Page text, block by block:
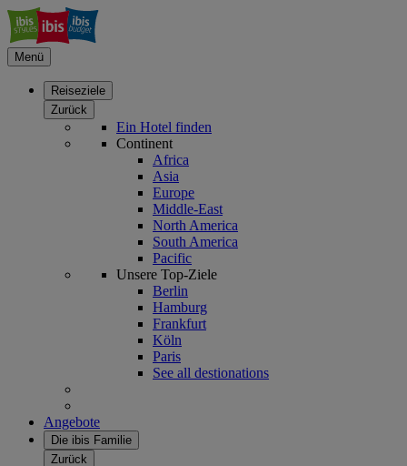
Menü
Reiseziele
Zurück
Ein Hotel finden
Continent
Africa
Asia
Europe
Middle-East
North America
South America
Pacific
Unsere Top-Ziele
Berlin
Hamburg
Frankfurt
Köln
Paris
See all destionations
Angebote
Die ibis Familie
Zurück